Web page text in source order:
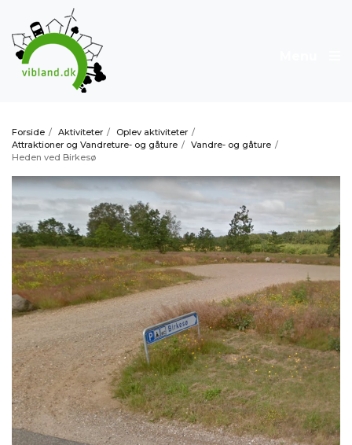
Forside / Aktiviteter / Oplev aktiviteter /
Attraktioner og Vandreture- og gåture / Vandre- og gåture /
Heden ved Birkesø